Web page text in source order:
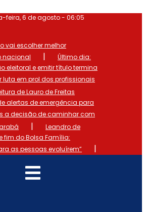
feira, 6 de agosto - 06:05
vai escolher melhor
nacional
|
Último dia:
eleitoral e emitir título termina
luta em prol dos profissionais
de Lauro de Freitas
alertas de emergência para
a decisão de caminhar com
|
Leandro de
fim do Bolsa Família:
as pessoas evoluírem”
|